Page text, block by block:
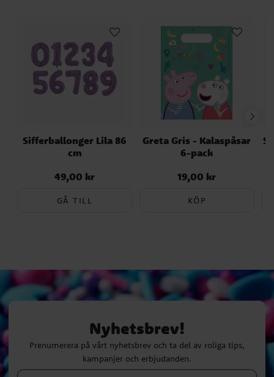
Sifferballonger Lila 86
cm
Pris:49,00 kr
49,00 kr
GÅ TILL
Greta Gris - Kalaspåsar
6-pack
Pris:19,00 kr
19,00 kr
KÖP
Nyhetsbrev!
Prenumerera på vårt nyhetsbrev och ta del av roliga tips,
kampanjer och erbjudanden.